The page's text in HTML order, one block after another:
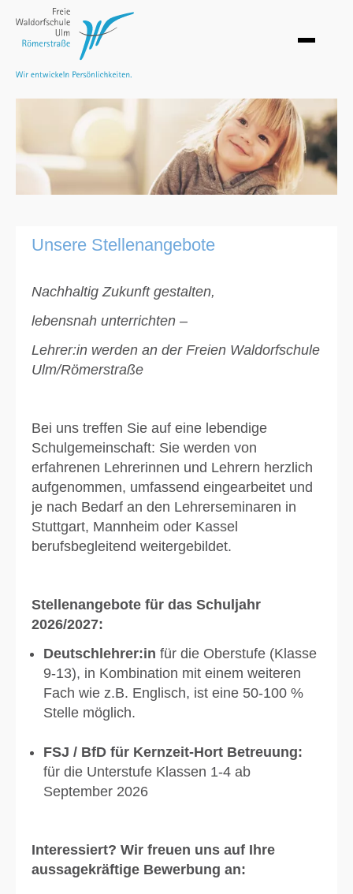
Unsere Stellenangebote
Nachhaltig Zukunft gestalten,
lebensnah unterrichten –
Lehrer:in werden an der Freien Waldorfschule
Ulm/Römerstraße
Bei uns treffen Sie auf eine lebendige
Schulgemeinschaft: Sie werden von
erfahrenen Lehrerinnen und Lehrern herzlich
aufgenommen, umfassend eingearbeitet und
je nach Bedarf an den Lehrerseminaren in
Stuttgart, Mannheim oder Kassel
berufsbegleitend weitergebildet.
Stellenangebote für das Schuljahr
2026/2027:
Deutschlehrer:in für die Oberstufe (Klasse
9-13), in Kombination mit einem weiteren
Fach wie z.B. Englisch, ist eine 50-100 %
Stelle möglich.
FSJ / BfD für Kernzeit-Hort Betreuung:
für die Unterstufe Klassen 1-4 ab
September 2026
Interessiert? Wir freuen uns auf Ihre
aussagekräftige Bewerbung an: